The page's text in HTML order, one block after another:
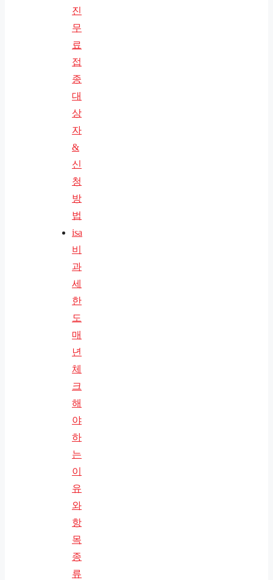
진
무
료
접
종
대
상
자
&
신
청
방
법
isa
비
과
세
한
도
매
년
체
크
해
야
하
는
이
유
와
항
목
종
류